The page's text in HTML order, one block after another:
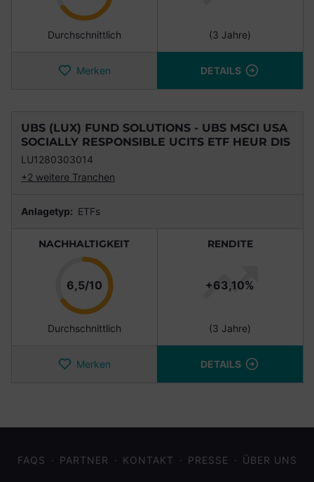
Durchschnittlich (3 Jahre)
Merken DETAILS
UBS (LUX) FUND SOLUTIONS - UBS MSCI USA
SOCIALLY RESPONSIBLE UCITS ETF HEUR DIS
LU1280303014
+2 weitere Tranchen
Anlagetyp: ETFs
NACHHALTIGKEIT
6,5/10Punkte
Durchschnittlich
RENDITE
+63,10%
(3 Jahre)
Merken DETAILS
FAQS PARTNER KONTAKT PRESSE ÜBER UNS